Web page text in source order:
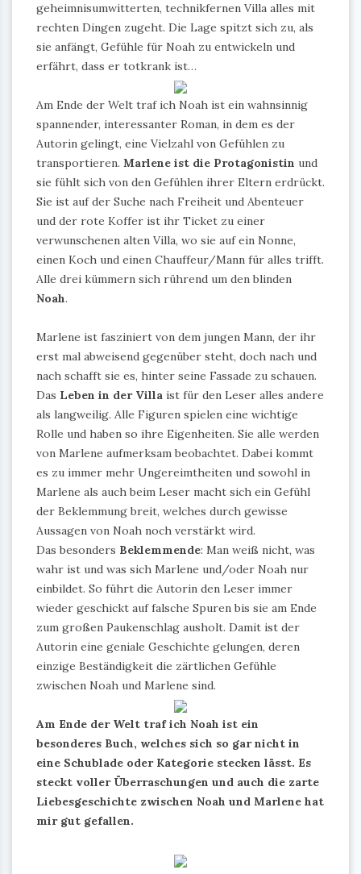
geheimnisumwitterten, technikfernen Villa alles mit
rechten Dingen zugeht. Die Lage spitzt sich zu, als
sie anfängt, Gefühle für Noah zu entwickeln und
erfährt, dass er totkrank ist…
Am Ende der Welt traf ich Noah ist ein wahnsinnig
spannender, interessanter Roman, in dem es der
Autorin gelingt, eine Vielzahl von Gefühlen zu
transportieren. Marlene ist die Protagonistin und
sie fühlt sich von den Gefühlen ihrer Eltern erdrückt.
Sie ist auf der Suche nach Freiheit und Abenteuer
und der rote Koffer ist ihr Ticket zu einer
verwunschenen alten Villa, wo sie auf ein Nonne,
einen Koch und einen Chauffeur/Mann für alles trifft.
Alle drei kümmern sich rührend um den blinden
Noah.
Marlene ist fasziniert von dem jungen Mann, der ihr
erst mal abweisend gegenüber steht, doch nach und
nach schafft sie es, hinter seine Fassade zu schauen.
Das Leben in der Villa ist für den Leser alles andere
als langweilig. Alle Figuren spielen eine wichtige
Rolle und haben so ihre Eigenheiten. Sie alle werden
von Marlene aufmerksam beobachtet. Dabei kommt
es zu immer mehr Ungereimtheiten und sowohl in
Marlene als auch beim Leser macht sich ein Gefühl
der Beklemmung breit, welches durch gewisse
Aussagen von Noah noch verstärkt wird.
Das besonders Beklemmende: Man weiß nicht, was
wahr ist und was sich Marlene und/oder Noah nur
einbildet. So führt die Autorin den Leser immer
wieder geschickt auf falsche Spuren bis sie am Ende
zum großen Paukenschlag ausholt. Damit ist der
Autorin eine geniale Geschichte gelungen, deren
einzige Beständigkeit die zärtlichen Gefühle
zwischen Noah und Marlene sind.
Am Ende der Welt traf ich Noah ist ein
besonderes Buch, welches sich so gar nicht in
eine Schublade oder Kategorie stecken lässt. Es
steckt voller Überraschungen und auch die zarte
Liebesgeschichte zwischen Noah und Marlene hat
mir gut gefallen.